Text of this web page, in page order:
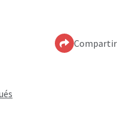
Compartir